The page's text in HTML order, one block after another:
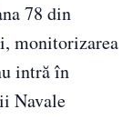
78 din
monitorizarea
intră în
Navale